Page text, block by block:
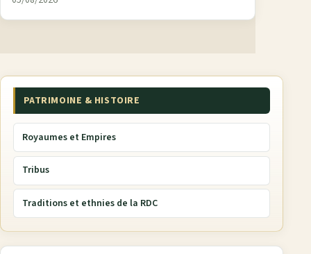
PATRIMOINE & HISTOIRE
Royaumes et Empires
Tribus
Traditions et ethnies de la RDC